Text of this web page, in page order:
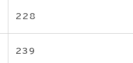
228
239